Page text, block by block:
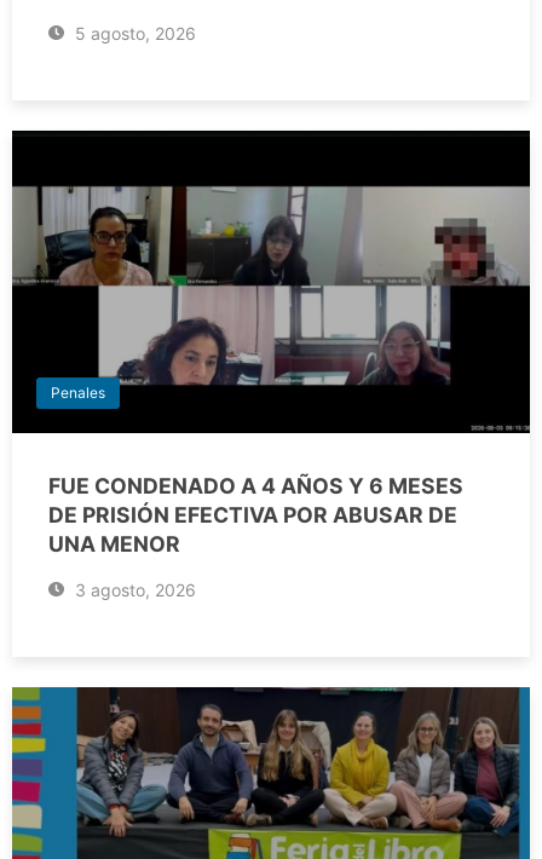
5 agosto, 2026
Penales
FUE CONDENADO A 4 AÑOS Y 6 MESES
DE PRISIÓN EFECTIVA POR ABUSAR DE
UNA MENOR
3 agosto, 2026